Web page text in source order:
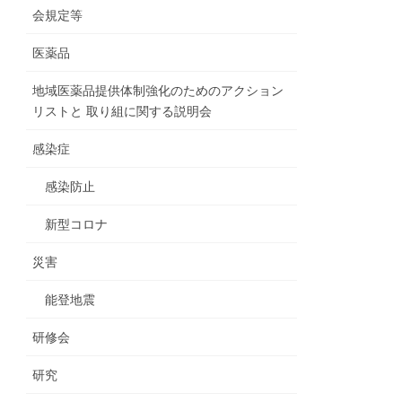
会規定等
医薬品
地域医薬品提供体制強化のためのアクション
リストと 取り組に関する説明会
感染症
感染防止
新型コロナ
災害
能登地震
研修会
研究